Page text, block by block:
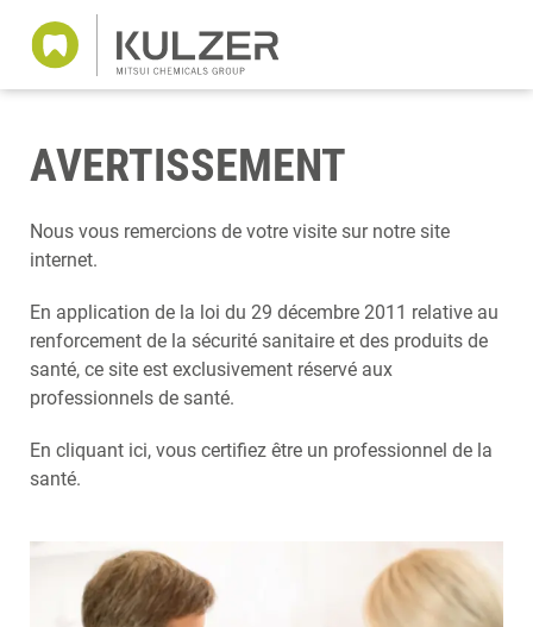
AVERTISSEMENT
Nous vous remercions de votre visite sur notre site
internet.
En application de la loi du 29 décembre 2011 relative au
renforcement de la sécurité sanitaire et des produits de
santé, ce site est exclusivement réservé aux
professionnels de santé.
En cliquant ici, vous certifiez être un professionnel de la
santé.